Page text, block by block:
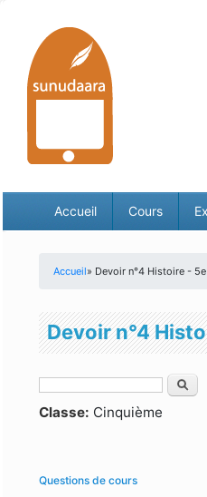
Accueil Cours
Accueil» Devoir n°4 Histoire - 5e
Devoir n°4
Formulaire de
Classe: Cinquième
Questions de cours